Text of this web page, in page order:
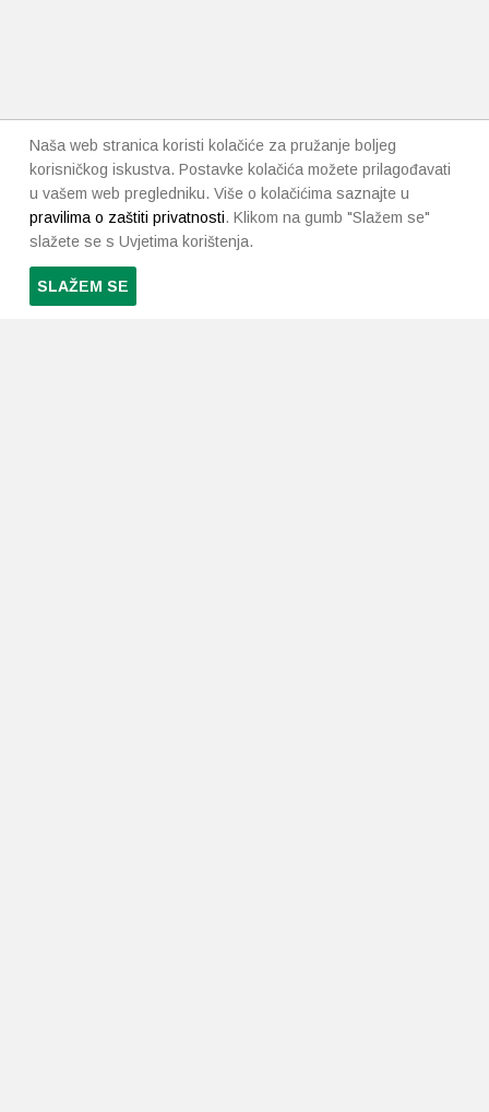
Naša web stranica koristi kolačiće za pružanje boljeg
korisničkog iskustva. Postavke kolačića možete prilagođavati
u vašem web pregledniku. Više o kolačićima saznajte u
pravilima o zaštiti privatnosti. Klikom na gumb "Slažem se"
slažete se s Uvjetima korištenja.
SLAŽEM SE